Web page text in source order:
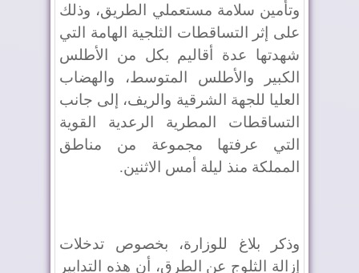
وتأمين سلامة مستعملي الطريق، وذلك
على إثر التساقطات الثلجية الهامة التي
شهدتها عدة أقاليم بكل من الأطلس
الكبير والأطلس المتوسط، والهضاب
العليا للجهة الشرقية والريف، إلى جانب
التساقطات المطرية الرعدية القوية
التي عرفتها مجموعة من مناطق
المملكة منذ ليلة أمس الاثنين.
وذكر بلاغ للوزارة، بخصوص تدخلات
إزالة الثلوج عن الطرق، أن هذه التدابير